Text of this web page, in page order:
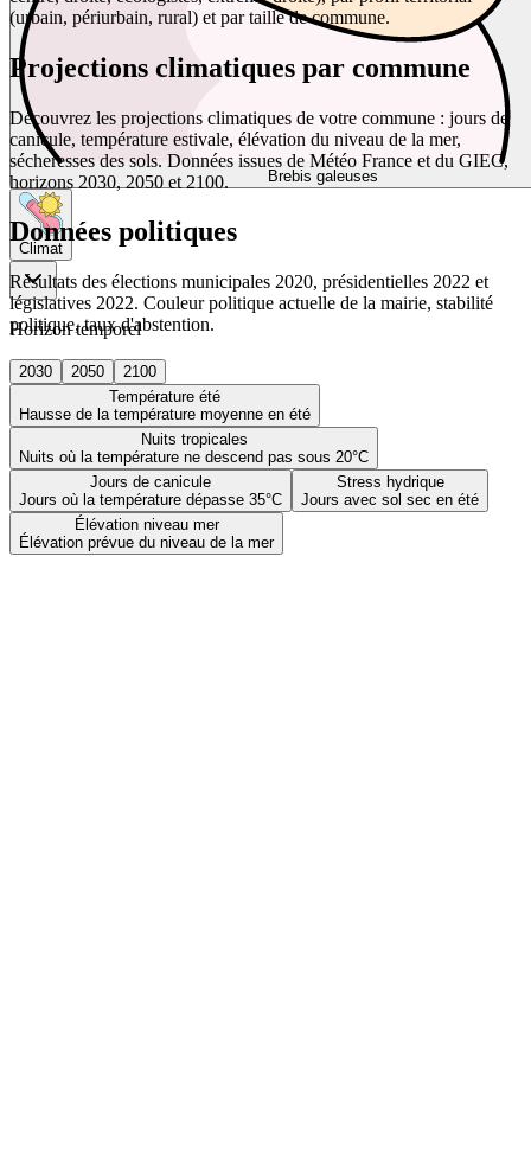
Brebis galeuses
Climat
Horizon temporel
2030 2050
2100
Température été
Hausse de la température moyenne en été
Nuits tropicales
Nuits où la température ne descend pas sous 20°C
Jours de canicule
Jours où la température dépasse 35°C
Stress hydrique
Jours avec sol sec en été
Élévation niveau mer
Élévation prévue du niveau de la mer
(urbain, périurbain, rural) et par taille de commune.
Projections climatiques par commune
Découvrez les projections climatiques de votre commune : jours de
canicule, température estivale, élévation du niveau de la mer,
sécheresses des sols. Données issues de Météo France et du GIEC,
horizons 2030, 2050 et 2100.
Données politiques
Résultats des élections municipales 2020, présidentielles 2022 et
législatives 2022. Couleur politique actuelle de la mairie, stabilité
politique, taux d'abstention.